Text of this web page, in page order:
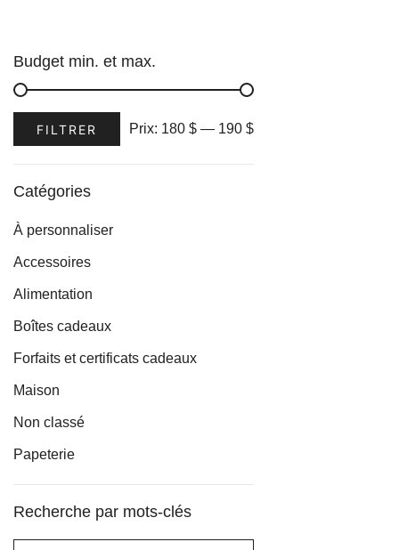
Budget min. et max.
FILTRER Prix: 180 $ — 190 $
Catégories
À personnaliser
Accessoires
Alimentation
Boîtes cadeaux
Forfaits et certificats cadeaux
Maison
Non classé
Papeterie
Recherche par mots-clés